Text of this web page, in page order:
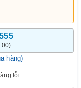
hàng)
lỗi